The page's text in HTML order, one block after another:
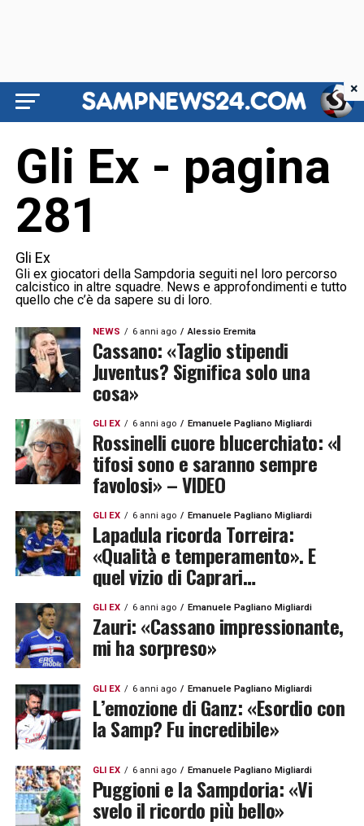
Gli Ex - pagina
281
Gli Ex
Gli ex giocatori della Sampdoria seguiti nel loro percorso
calcistico in altre squadre. News e approfondimenti e tutto
quello che c’è da sapere su di loro.
NEWS 6 anni ago Alessio Eremita
Cassano: «Taglio stipendi
Juventus? Significa solo una
cosa»
GLI EX 6 anni ago Emanuele Pagliano Migliardi
Rossinelli cuore blucerchiato: «I
tifosi sono e saranno sempre
favolosi» – VIDEO
GLI EX 6 anni ago Emanuele Pagliano Migliardi
Lapadula ricorda Torreira:
«Qualità e temperamento». E
quel vizio di Caprari…
GLI EX 6 anni ago Emanuele Pagliano Migliardi
Zauri: «Cassano impressionante,
mi ha sorpreso»
GLI EX 6 anni ago Emanuele Pagliano Migliardi
L’emozione di Ganz: «Esordio con
la Samp? Fu incredibile»
GLI EX 6 anni ago Emanuele Pagliano Migliardi
Puggioni e la Sampdoria: «Vi
svelo il ricordo più bello»
×